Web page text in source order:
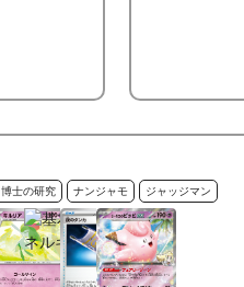
博士の研究 ナンジャモ ジャッジマン